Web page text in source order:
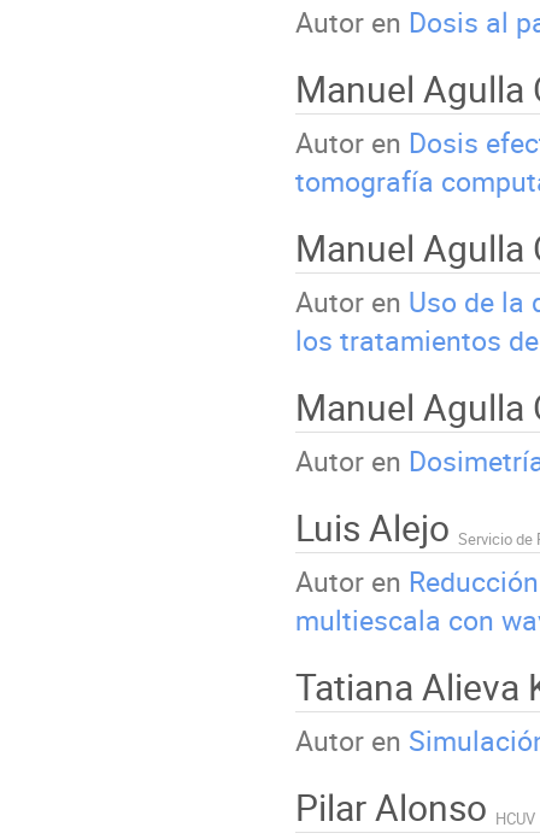
Autor en Dosis al
Manuel
Autor en Dosis
tomografía
Manuel Agulla
Autor en Uso de la
los tratamientos
Manuel
Autor en
Luis Alejo
Autor en
multiescala con
Tatiana Alieva
Autor en
Pilar Alonso HCUV